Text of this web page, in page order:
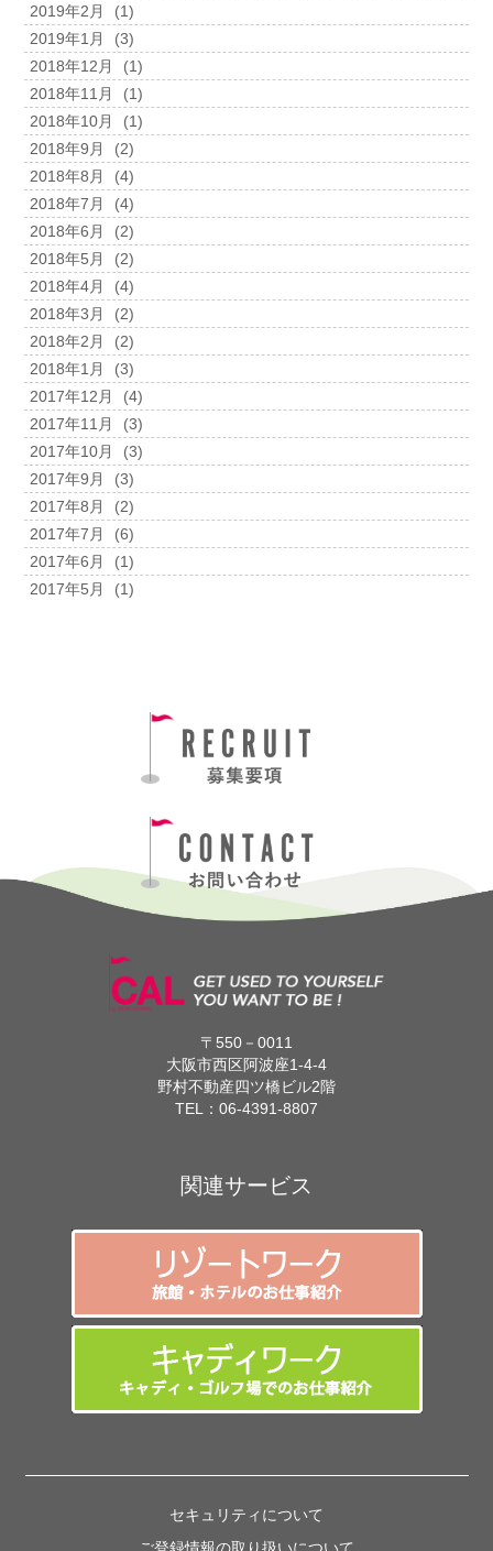
2019年2月
(1)
2019年1月
(3)
2018年12月
(1)
2018年11月
(1)
2018年10月
(1)
2018年9月
(2)
2018年8月
(4)
2018年7月
(4)
2018年6月
(2)
2018年5月
(2)
2018年4月
(4)
2018年3月
(2)
2018年2月
(2)
2018年1月
(3)
2017年12月
(4)
2017年11月
(3)
2017年10月
(3)
2017年9月
(3)
2017年8月
(2)
2017年7月
(6)
2017年6月
(1)
2017年5月
(1)
〒550－0011
大阪市西区阿波座1-4-4
野村不動産四ツ橋ビル2階
TEL： 06-4391-8807
関連サービス
セキュリティについて